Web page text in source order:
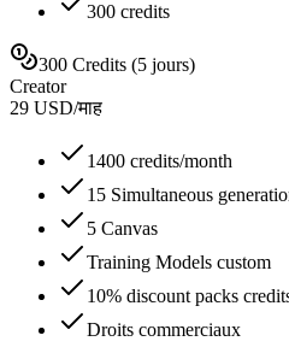
300 credits
300 Credits (5 jours)
Creator
29 USD/माह
1400 credits/month
15 Simultaneous
5 Canvas
Training Models custom
10% discount packs
Droits commerciaux